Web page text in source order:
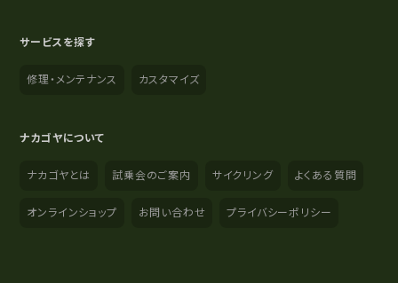
サービスを探す
修理・メンテナンス カスタマイズ
ナカゴヤについて
ナカゴヤとは 試乗会のご案内 サイクリング よくある質問
オンラインショップ お問い合わせ プライバシーポリシー